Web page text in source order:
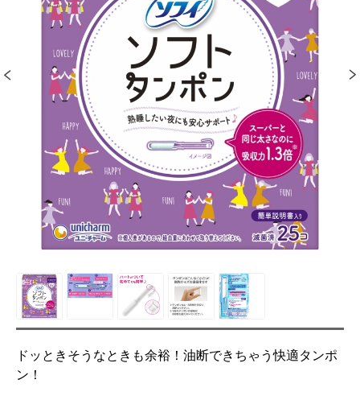
ドッときそうなときも余裕！油断できちゃう快適タンポ
ン！